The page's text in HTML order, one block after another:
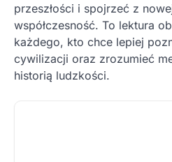
przeszłości i spojrzeć z
współczesność. To lektura
każdego, kto chce lepiej
cywilizacji oraz zrozumieć
historią ludzkości.